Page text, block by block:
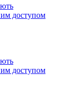
доступом
доступом